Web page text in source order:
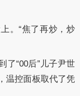
。“焦了再炒，炒
了“00后”儿子尹世
温控面板取代了凭